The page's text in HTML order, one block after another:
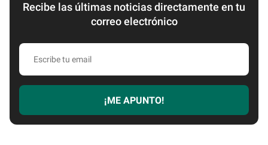
Recibe las últimas noticias directamente en tu
correo electrónico
Escribe
email
¡ME APUNTO!